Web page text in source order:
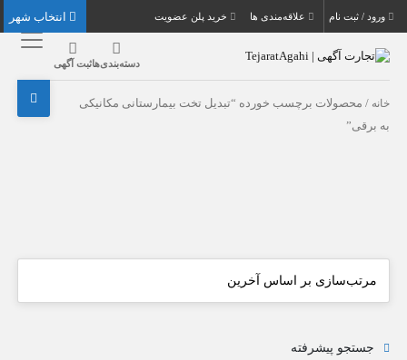
ورود / ثبت نام علاقه‌مندی ها خرید پلن عضویت
دسته‌بندی‌هاثبت آگهی
خانه / محصولات برچسب خورده “تبدیل تخت بیمارستانی مکانیکی
به برقی”
جستجو پیشرفته